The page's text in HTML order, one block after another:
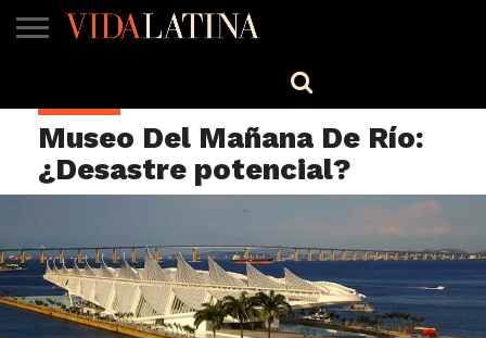
TV
Museo Del Mañana De Río:
¿Desastre potencial?